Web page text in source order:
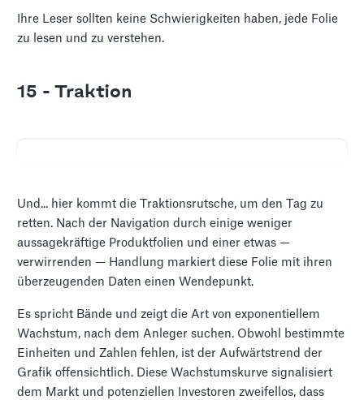
Ihre Leser sollten keine Schwierigkeiten haben, jede Folie
zu lesen und zu verstehen.
15 - Traktion
Und... hier kommt die Traktionsrutsche, um den Tag zu
retten. Nach der Navigation durch einige weniger
aussagekräftige Produktfolien und einer etwas —
verwirrenden — Handlung markiert diese Folie mit ihren
überzeugenden Daten einen Wendepunkt.
Es spricht Bände und zeigt die Art von exponentiellem
Wachstum, nach dem Anleger suchen. Obwohl bestimmte
Einheiten und Zahlen fehlen, ist der Aufwärtstrend der
Grafik offensichtlich. Diese Wachstumskurve signalisiert
dem Markt und potenziellen Investoren zweifellos, dass